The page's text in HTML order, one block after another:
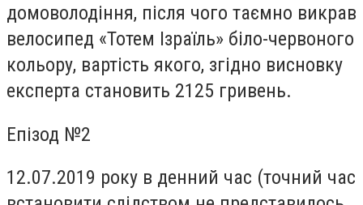
домоволодіння, після чого таємно викрав
велосипед «Тотем Ізраїль» біло-червоного
кольору, вартість якого, згідно висновку
експерта становить 2125 гривень.
Епізод №2
12.07.2019 року в денний час (точний час